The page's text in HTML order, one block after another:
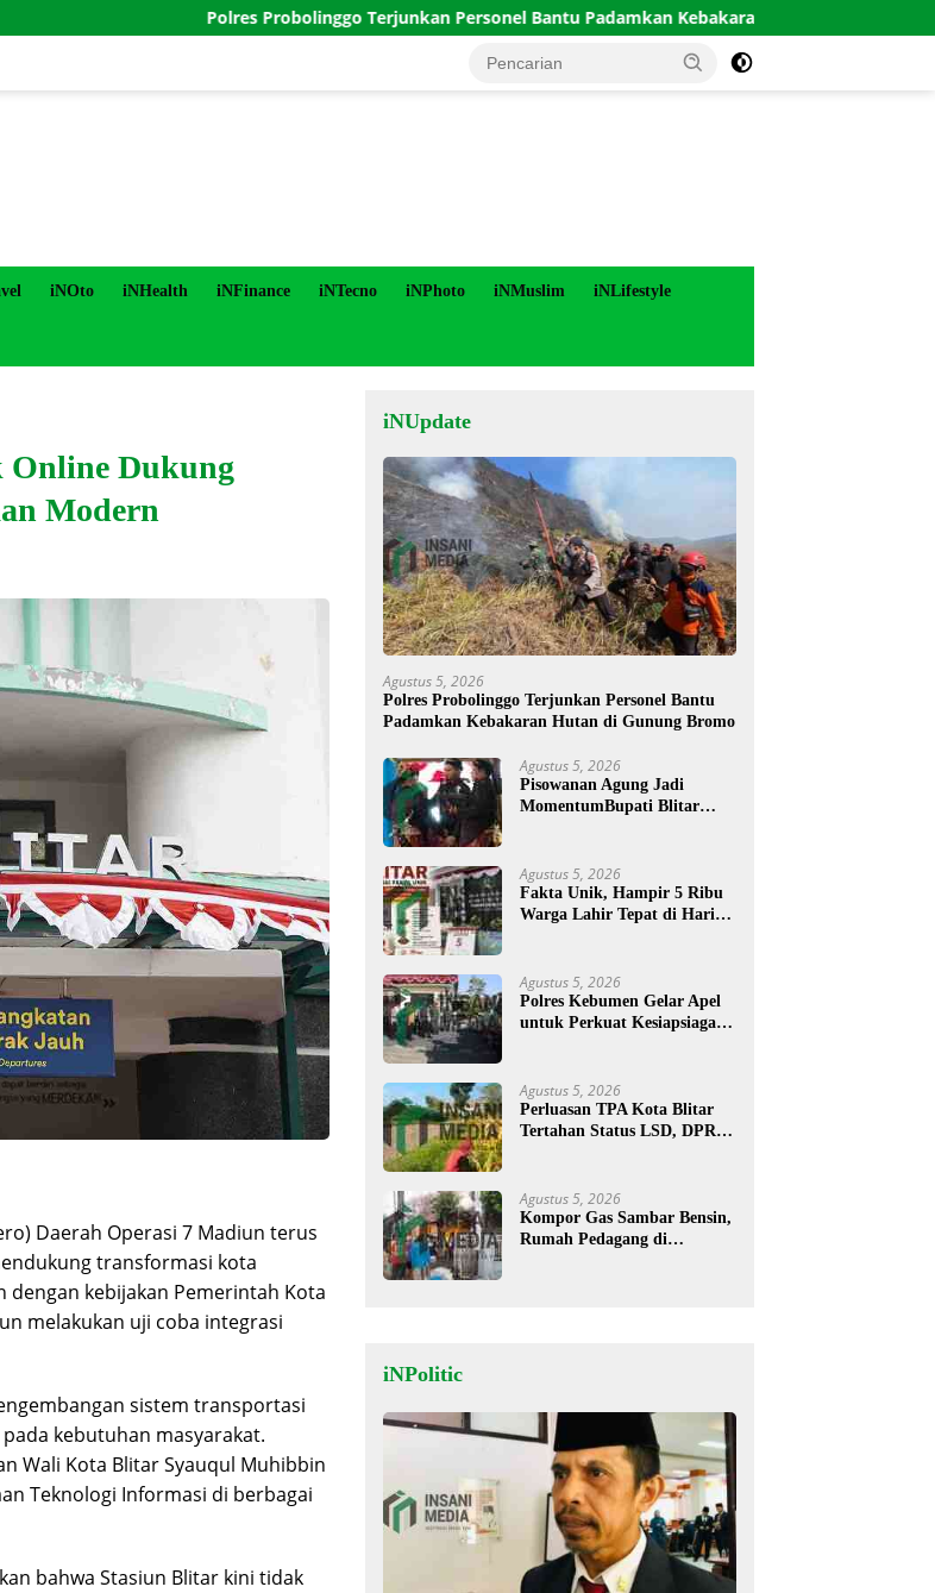
Polres Probolinggo Terjunkan Personel Bantu Padamkan Kebakaran Hutan di Gunung Bromo
iNOto iNHealth iNFinance iNTecno iNPhoto iNMuslim iNLifestyle
Online Dukung
Modern
Daerah Operasi 7 Madiun terus
transformasi kota
kebijakan Pemerintah Kota
melakukan uji coba integrasi
sistem transportasi
kebutuhan masyarakat.
Wali Kota Blitar Syauqul Muhibbin
Teknologi Informasi di berbagai
bahwa Stasiun Blitar kini tidak
iNUpdate
Agustus 5, 2026
Polres Probolinggo Terjunkan Personel Bantu
Padamkan Kebakaran Hutan di Gunung Bromo
Agustus 5, 2026
Pisowanan Agung Jadi
MomentumBupati Blitar
Kesejahteraan Warga
Agustus 5, 2026
Fakta Unik, Hampir 5 Ribu
Warga Lahir Tepat di Hari
Agustus 5, 2026
Polres Kebumen Gelar Apel
untuk Perkuat Kesiapsiagaan
Agustus 5, 2026
Perluasan TPA Kota Blitar
Tertahan Status LSD, DPRD
Agustus 5, 2026
Kompor Gas Sambar Bensin,
Rumah Pedagang di
iNPolitic